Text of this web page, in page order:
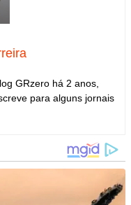
GRzero há 2 anos,
para alguns jornais